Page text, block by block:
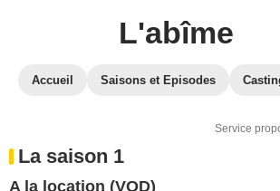
L'abîme
Accueil Saisons et Episodes
Service
La saison 1
A la location (VOD)